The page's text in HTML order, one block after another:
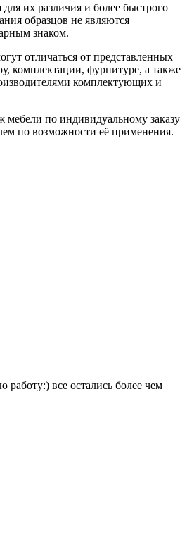
их различия и более быстрого
образцов не являются
знаком.
отличаться от представленных
комплектации, фурнитуре, а также
комплектующих и
по индивидуальному заказу
по возможности её применения.
все остались более чем